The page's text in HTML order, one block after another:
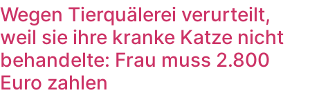
Wegen Tierquälerei verurteilt,
weil sie ihre kranke Katze nicht
behandelte: Frau muss 2.800
Euro zahlen